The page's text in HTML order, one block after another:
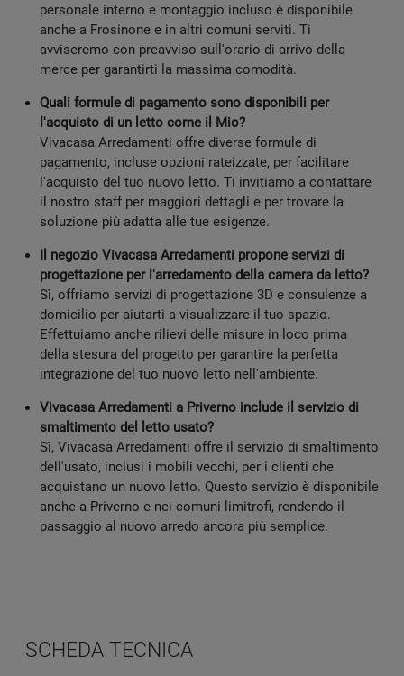
personale interno e montaggio incluso è disponibile
anche a Frosinone e in altri comuni serviti. Ti
avviseremo con preavviso sull'orario di arrivo della
merce per garantirti la massima comodità.
Quali formule di pagamento sono disponibili per
l'acquisto di un letto come il Mio?
Vivacasa Arredamenti offre diverse formule di
pagamento, incluse opzioni rateizzate, per facilitare
l'acquisto del tuo nuovo letto. Ti invitiamo a contattare
il nostro staff per maggiori dettagli e per trovare la
soluzione più adatta alle tue esigenze.
Il negozio Vivacasa Arredamenti propone servizi di
progettazione per l'arredamento della camera da letto?
Sì, offriamo servizi di progettazione 3D e consulenze a
domicilio per aiutarti a visualizzare il tuo spazio.
Effettuiamo anche rilievi delle misure in loco prima
della stesura del progetto per garantire la perfetta
integrazione del tuo nuovo letto nell'ambiente.
Vivacasa Arredamenti a Priverno include il servizio di
smaltimento del letto usato?
Sì, Vivacasa Arredamenti offre il servizio di smaltimento
dell'usato, inclusi i mobili vecchi, per i clienti che
acquistano un nuovo letto. Questo servizio è disponibile
anche a Priverno e nei comuni limitrofi, rendendo il
passaggio al nuovo arredo ancora più semplice.
SCHEDA TECNICA